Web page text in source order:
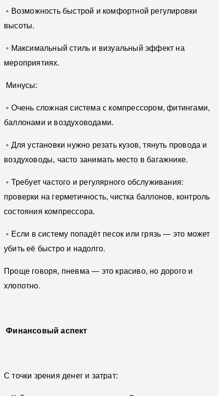
◦ Возможность быстрой и комфортной регулировки
высоты.
◦ Максимальный стиль и визуальный эффект на
мероприятиях.
Минусы:
◦ Очень сложная система с компрессором, фитингами,
баллонами и воздуховодами.
◦ Для установки нужно резать кузов, тянуть провода и
воздуховоды, часто занимать место в багажнике.
◦ Требует частого и регулярного обслуживания:
проверки на герметичность, чистка баллонов, контроль
состояния компрессора.
◦ Если в систему попадёт песок или грязь — это может
убить её быстро и надолго.
Проще говоря, пневма — это красиво, но дорого и
хлопотно.
Финансовый аспект
С точки зрения денег и затрат: